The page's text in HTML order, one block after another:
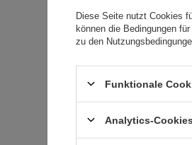
Diese Seite nutzt Cookies
können die Bedingungen
zu den
Funktionale
Analytics-Cookies